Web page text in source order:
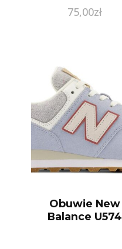
75,00zł
Obuwie New
Balance U574